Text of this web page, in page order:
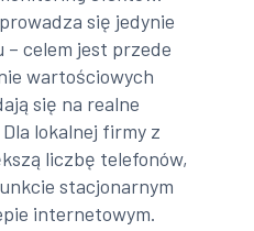
się jedynie
celem jest przede
wartościowych
się na realne
lokalnej firmy z
liczbę telefonów,
stacjonarnym
internetowym.